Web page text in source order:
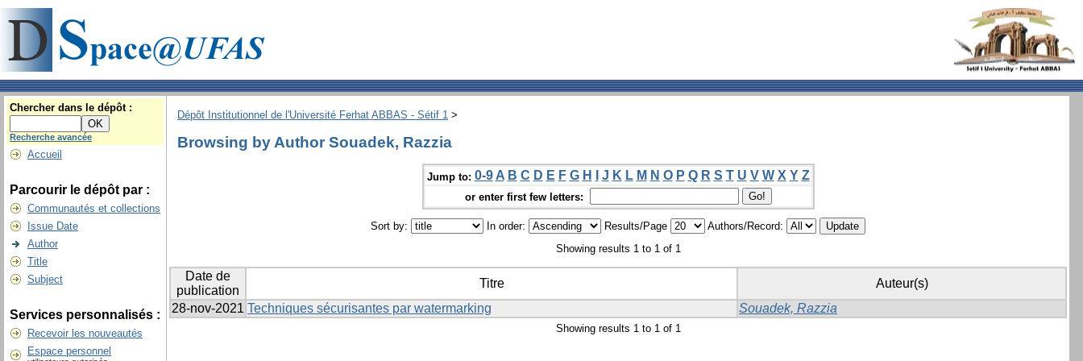
Chercher dans le dépôt :
Recherche avancée
Accueil
Parcourir le dépôt par :
Communautés et collections
Issue Date
Author
Title
Subject
Services personnalisés :
Recevoir les nouveautés
Espace personnel
Dépôt Institutionnel de l'Université Ferhat ABBAS - Sétif 1 >
Browsing by Author Souadek, Razzia
Jump to: 0-9 A B C D E F G H J K L M N O P Q R S T U V W X Y Z
or enter first few letters:
Sort by: In order: Results/Page
Authors/Record:
Showing results 1 to 1 of 1
Date de
publication
Titre
Auteur(s)
28-nov-2021 Techniques sécurisantes par watermarking Souadek, Razzia
Showing results 1 to 1 of 1